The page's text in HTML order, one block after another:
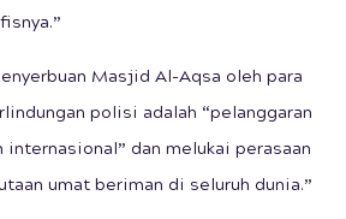
Masjid Al-Aqsa oleh para
polisi adalah “pelanggaran
internasional” dan melukai perasaan
umat beriman di seluruh dunia.”